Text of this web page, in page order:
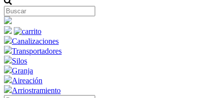
Canalizaciones
Transportadores
Silos
Granja
Aireación
Arriostramiento